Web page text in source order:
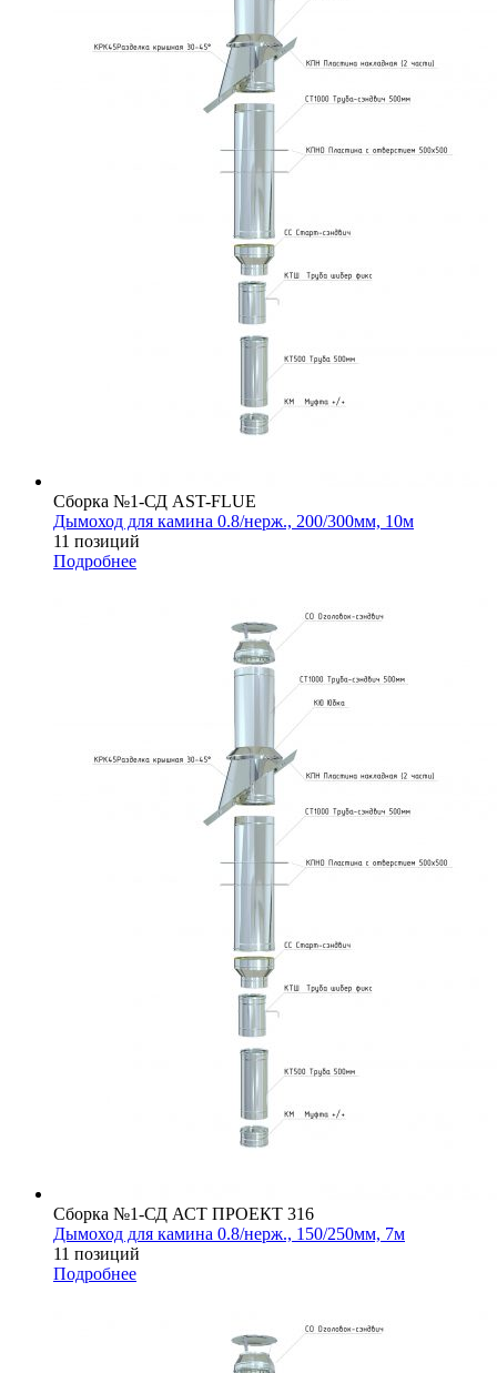
Сборка №1-СД AST-FLUE
Дымоход для камина 0.8/нерж., 200/300мм, 10м
11 позиций
Подробнее
Сборка №1-СД АСТ ПРОЕКТ 316
Дымоход для камина 0.8/нерж., 150/250мм, 7м
11 позиций
Подробнее